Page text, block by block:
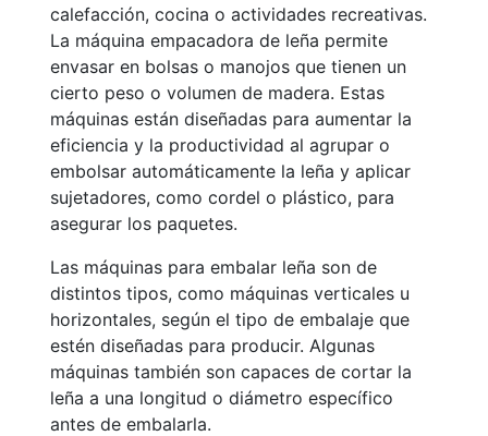
calefacción, cocina o actividades recreativas.
La máquina empacadora de leña permite
envasar en bolsas o manojos que tienen un
cierto peso o volumen de madera. Estas
máquinas están diseñadas para aumentar la
eficiencia y la productividad al agrupar o
embolsar automáticamente la leña y aplicar
sujetadores, como cordel o plástico, para
asegurar los paquetes.
Las máquinas para embalar leña son de
distintos tipos, como máquinas verticales u
horizontales, según el tipo de embalaje que
estén diseñadas para producir. Algunas
máquinas también son capaces de cortar la
leña a una longitud o diámetro específico
antes de embalarla.